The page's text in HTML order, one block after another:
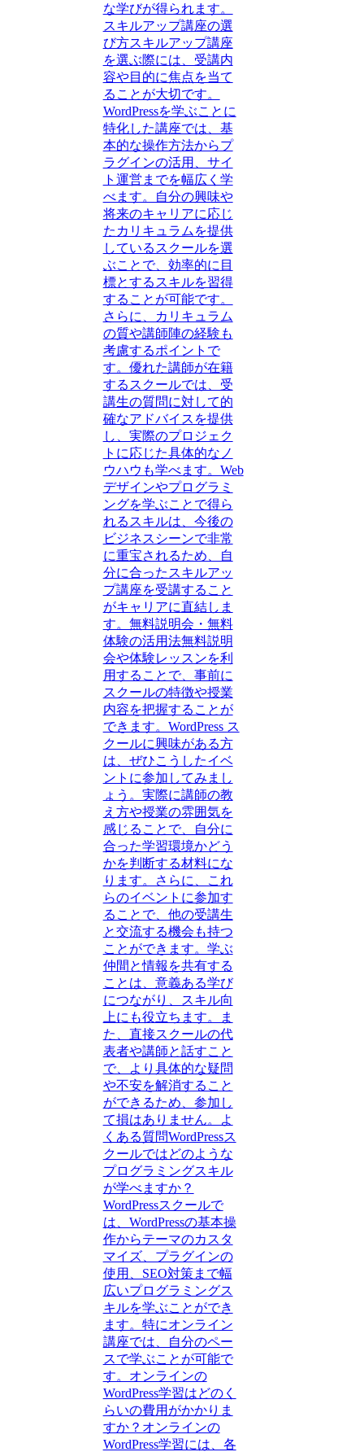
な学びが得られます。
スキルアップ講座の選
び方スキルアップ講座
を選ぶ際には、受講内
容や目的に焦点を当て
ることが大切です。
WordPressを学ぶことに
特化した講座では、基
本的な操作方法からプ
ラグインの活用、サイ
ト運営までを幅広く学
べます。自分の興味や
将来のキャリアに応じ
たカリキュラムを提供
しているスクールを選
ぶことで、効率的に目
標とするスキルを習得
することが可能です。
さらに、カリキュラム
の質や講師陣の経験も
考慮するポイントで
す。優れた講師が在籍
するスクールでは、受
講生の質問に対して的
確なアドバイスを提供
し、実際のプロジェク
トに応じた具体的なノ
ウハウも学べます。Web
デザインやプログラミ
ングを学ぶことで得ら
れるスキルは、今後の
ビジネスシーンで非常
に重宝されるため、自
分に合ったスキルアッ
プ講座を受講すること
がキャリアに直結しま
す。無料説明会・無料
体験の活用法無料説明
会や体験レッスンを利
用することで、事前に
スクールの特徴や授業
内容を把握することが
できます。WordPress ス
クールに興味がある方
は、ぜひこうしたイベ
ントに参加してみまし
ょう。実際に講師の教
え方や授業の雰囲気を
感じることで、自分に
合った学習環境かどう
かを判断する材料にな
ります。さらに、これ
らのイベントに参加す
ることで、他の受講生
と交流する機会も持つ
ことができます。学ぶ
仲間と情報を共有する
ことは、意義ある学び
につながり、スキル向
上にも役立ちます。ま
た、直接スクールの代
表者や講師と話すこと
で、より具体的な疑問
や不安を解消すること
ができるため、参加し
て損はありません。よ
くある質問WordPressス
クールではどのような
プログラミングスキル
が学べますか？
WordPressスクールで
は、WordPressの基本操
作からテーマのカスタ
マイズ、プラグインの
使用、SEO対策まで幅
広いプログラミングス
キルを学ぶことができ
ます。特にオンライン
講座では、自分のペー
スで学ぶことが可能で
す。オンラインの
WordPress学習はどのく
らいの費用がかかりま
すか？オンラインの
WordPress学習には、各